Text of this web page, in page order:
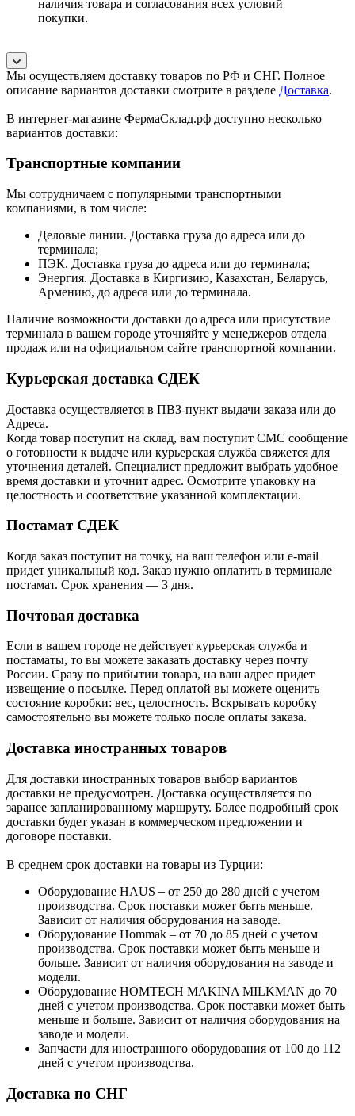
наличия товара и согласования всех условий
покупки.
Мы осуществляем доставку товаров по РФ и СНГ. Полное
описание вариантов доставки смотрите в разделе Доставка.
В интернет-магазине ФермаСклад.рф доступно несколько
вариантов доставки:
Транспортные компании
Мы сотрудничаем с популярными транспортными
компаниями, в том числе:
Деловые линии. Доставка груза до адреса или до
терминала;
ПЭК. Доставка груза до адреса или до терминала;
Энергия. Доставка в Киргизию, Казахстан, Беларусь,
Армению, до адреса или до терминала.
Наличие возможности доставки до адреса или присутствие
терминала в вашем городе уточняйте у менеджеров отдела
продаж или на официальном сайте транспортной компании.
Курьерская доставка СДЕК
Доставка осуществляется в ПВЗ-пункт выдачи заказа или до
Адреса.
Когда товар поступит на склад, вам поступит СМС сообщение
о готовности к выдаче или курьерская служба свяжется для
уточнения деталей. Специалист предложит выбрать удобное
время доставки и уточнит адрес. Осмотрите упаковку на
целостность и соответствие указанной комплектации.
Постамат СДЕК
Когда заказ поступит на точку, на ваш телефон или e-mail
придет уникальный код. Заказ нужно оплатить в терминале
постамат. Срок хранения — 3 дня.
Почтовая доставка
Если в вашем городе не действует курьерская служба и
постаматы, то вы можете заказать доставку через почту
России. Сразу по прибытии товара, на ваш адрес придет
извещение о посылке. Перед оплатой вы можете оценить
состояние коробки: вес, целостность. Вскрывать коробку
самостоятельно вы можете только после оплаты заказа.
Доставка иностранных товаров
Для доставки иностранных товаров выбор вариантов
доставки не предусмотрен. Доставка осуществляется по
заранее запланированному маршруту. Более подробный срок
доставки будет указан в коммерческом предложении и
договоре поставки.
В среднем срок доставки на товары из Турции:
Оборудование HAUS – от 250 до 280 дней с учетом
производства. Срок поставки может быть меньше.
Зависит от наличия оборудования на заводе.
Оборудование Hommak – от 70 до 85 дней с учетом
производства. Срок поставки может быть меньше и
больше. Зависит от наличия оборудования на заводе и
модели.
Оборудование HOMTECH MAKINA MILKMAN до 70
дней с учетом производства. Срок поставки может быть
меньше и больше. Зависит от наличия оборудования на
заводе и модели.
Запчасти для иностранного оборудования от 100 до 112
дней с учетом производства.
Доставка по СНГ